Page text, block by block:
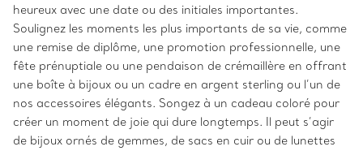
heureux avec une date ou des initiales importantes.
Soulignez les moments les plus importants de sa vie, comme
une remise de diplôme, une promotion professionnelle, une
fête prénuptiale ou une pendaison de crémaillère en offrant
une boîte à bijoux ou un cadre en argent sterling ou l’un de
nos accessoires élégants. Songez à un cadeau coloré pour
créer un moment de joie qui dure longtemps. Il peut s’agir
de bijoux ornés de gemmes, de sacs en cuir ou de lunettes